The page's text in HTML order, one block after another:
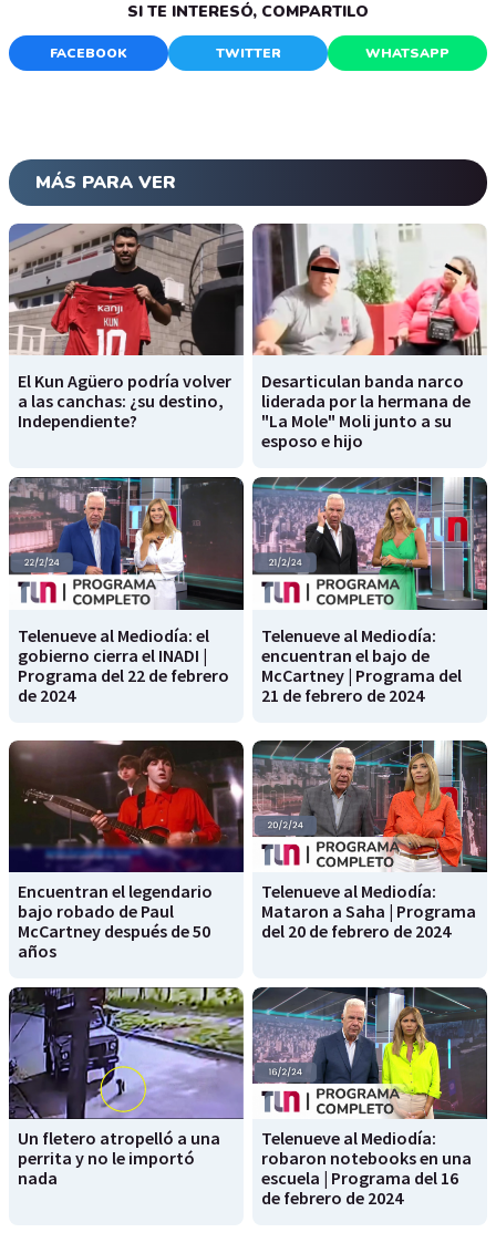
SI TE INTERESÓ, COMPARTILO
FACEBOOK TWITTER WHATSAPP
MÁS PARA VER
El Kun Agüero podría volver
a las canchas: ¿su destino,
Independiente?
Desarticulan banda narco
liderada por la hermana de
"La Mole" Moli junto a su
esposo e hijo
Telenueve al Mediodía: el
gobierno cierra el INADI |
Programa del 22 de febrero
de 2024
Telenueve al Mediodía:
encuentran el bajo de
McCartney | Programa del
21 de febrero de 2024
Encuentran el legendario
bajo robado de Paul
McCartney después de 50
años
Telenueve al Mediodía:
Mataron a Saha | Programa
del 20 de febrero de 2024
Un fletero atropelló a una
perrita y no le importó
nada
Telenueve al Mediodía:
robaron notebooks en una
escuela | Programa del 16
de febrero de 2024